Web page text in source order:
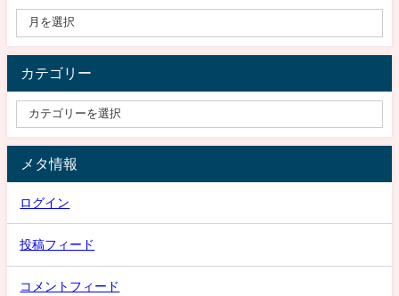
カテゴリー
メタ情報
ログイン
投稿フィード
コメントフィード